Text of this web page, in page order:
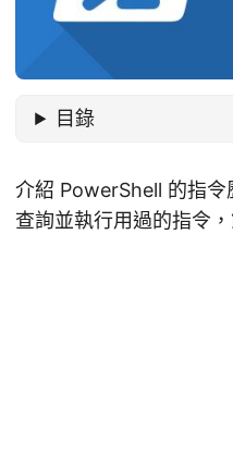
目錄
介紹 PowerShell 的指
查詢並執行用過的指令